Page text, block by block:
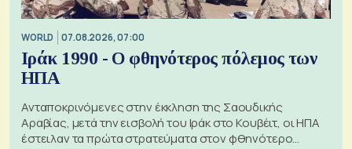
WORLD 07.08.2026, 07:00
Ιράκ 1990 - Ο φθηνότερος πόλεμος των
ΗΠΑ
Ανταποκρινόμενες στην έκκληση της Σαουδικής
Αραβίας, μετά την εισβολή του Ιράκ στο Κουβέιτ, οι ΗΠΑ
έστειλαν τα πρώτα στρατεύματα στον φθηνότερο